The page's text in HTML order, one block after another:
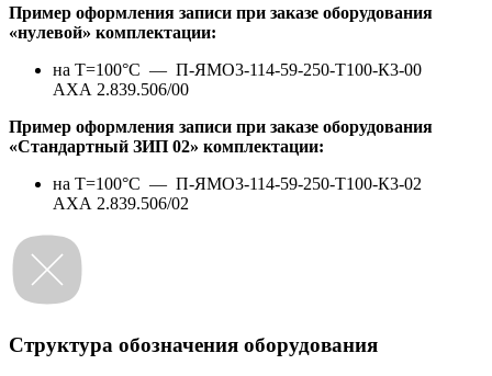
Пример оформления записи при заказе оборудования
«нулевой» комплектации:
на Т=100°С — П-ЯМО3-114-59-250-Т100-К3-00
АХА 2.839.506/00
Пример оформления записи при заказе оборудования
«Стандартный ЗИП 02» комплектации:
на Т=100°С — П-ЯМО3-114-59-250-Т100-К3-02
АХА 2.839.506/02
Структура обозначения оборудования